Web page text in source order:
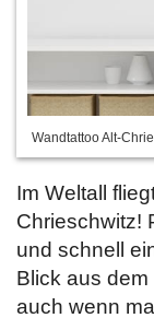
Wandtattoo Alt-
Im Weltall
Chrieschwitz!
und schnell
Blick aus
auch wenn